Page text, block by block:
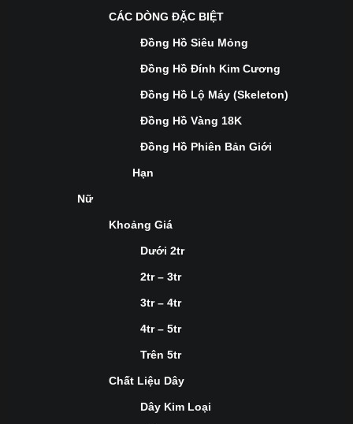
CÁC DÒNG ĐẶC BIỆT
Đồng Hồ Siêu Mỏng
Đồng Hồ Đính Kim Cương
Đồng Hồ Lộ Máy (Skeleton)
Đồng Hồ Vàng 18K
Đồng Hồ Phiên Bản Giới
Hạn
Nữ
Khoảng Giá
Dưới 2tr
2tr – 3tr
3tr – 4tr
4tr – 5tr
Trên 5tr
Chất Liệu Dây
Dây Kim Loại